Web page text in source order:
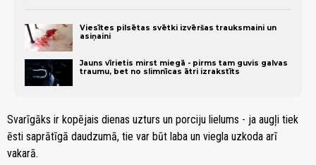
Viesītes pilsētas svētki izvēršas trauksmaini un
asiņaini
Jauns vīrietis mirst miegā - pirms tam guvis galvas
traumu, bet no slimnīcas ātri izrakstīts
Svarīgāks ir kopējais dienas uzturs un porciju lielums - ja augļi tiek
ēsti saprātīgā daudzumā, tie var būt laba un viegla uzkoda arī
vakarā.